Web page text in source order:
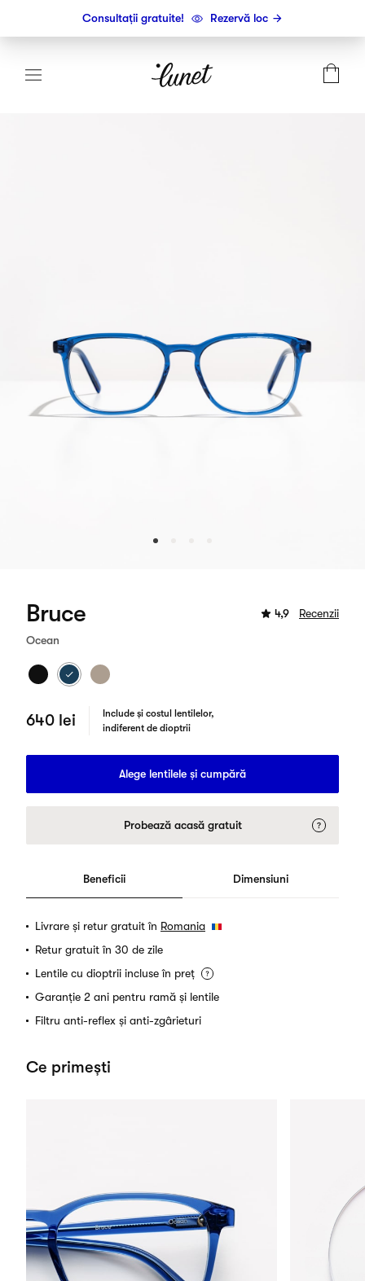
Consultații gratuite! Rezervă loc
Bruce 4,9 Recenzii
Ocean
640 lei
Include și costul lentilelor,
indiferent de dioptrii
Alege lentilele și cumpără
Probează acasă gratuit
Beneficii Dimensiuni
Livrare și retur gratuit în Romania
Retur gratuit în 30 de zile
Lentile cu dioptrii incluse în preț
Garanție 2 ani pentru ramă și lentile
Filtru anti-reflex și anti-zgârieturi
Ce primești